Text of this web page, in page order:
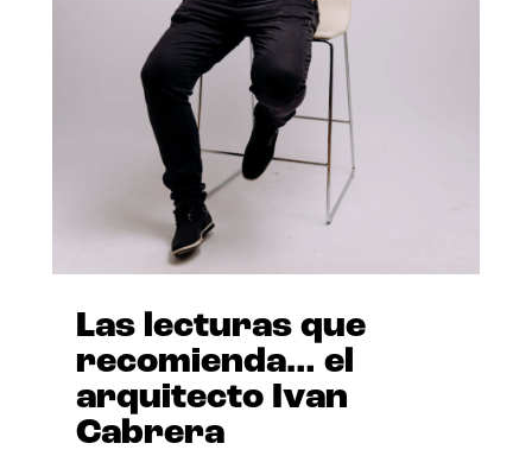
Las lecturas que
recomienda… el
arquitecto Ivan
Cabrera